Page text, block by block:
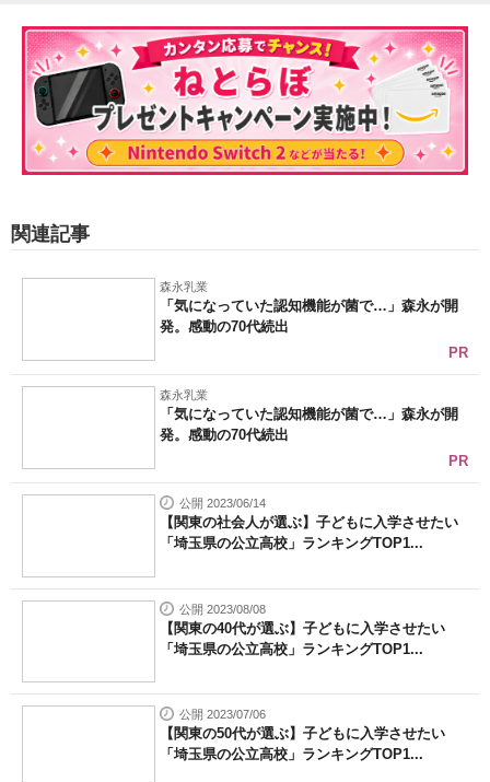
関連記事
森永乳業
「気になっていた認知機能が菌で…」森永が開
発。感動の70代続出
PR
森永乳業
「気になっていた認知機能が菌で…」森永が開
発。感動の70代続出
PR
公開 2023/06/14
【関東の社会人が選ぶ】子どもに入学させたい
「埼玉県の公立高校」ランキングTOP1...
公開 2023/08/08
【関東の40代が選ぶ】子どもに入学させたい
「埼玉県の公立高校」ランキングTOP1...
公開 2023/07/06
【関東の50代が選ぶ】子どもに入学させたい
「埼玉県の公立高校」ランキングTOP1...